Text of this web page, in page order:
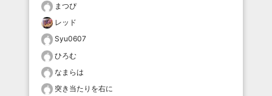
まつぴ
レッド
Syu0607
ひろむ
なまらは
突き当たりを右に